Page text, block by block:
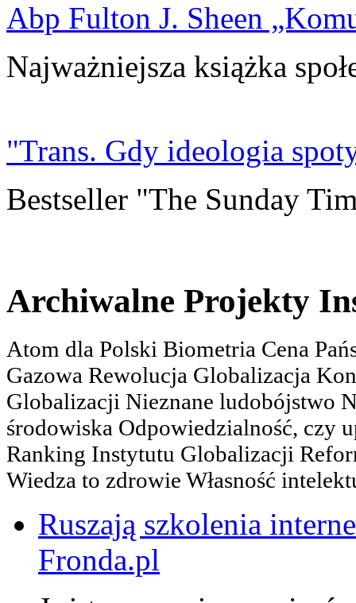
Abp Fulton J. Sheen
Najważniejsza książka
"Trans. Gdy ideologia
Bestseller "The Sunday
Archiwalne Projekty
Atom dla Polski Biometria Cena
Gazowa Rewolucja Globalizacja
Globalizacji Nieznane ludobójstwo
środowiska Odpowiedzialność, czy
Ranking Instytutu Globalizacji
Wiedza to zdrowie Własność
Ruszają szkolenia
Fronda.pl